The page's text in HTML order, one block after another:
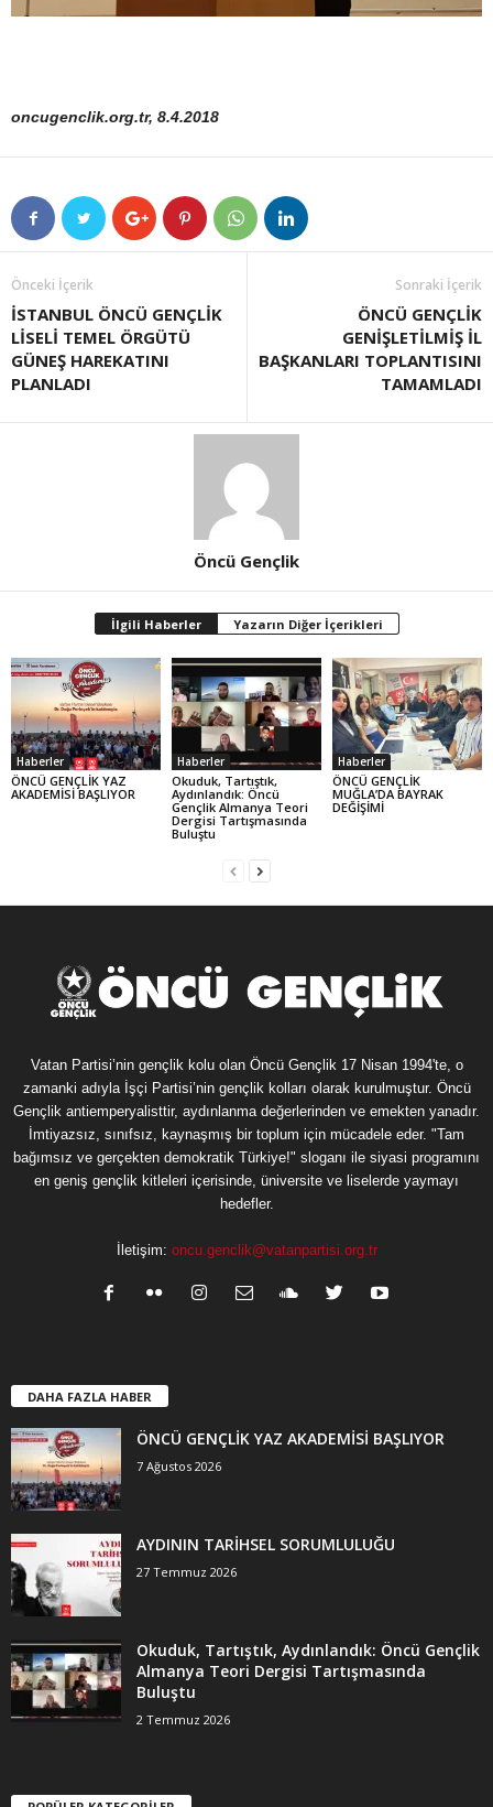
oncugenclik.org.tr, 8.4.2018
Önceki İçerik
İSTANBUL ÖNCÜ GENÇLİK
LİSELİ TEMEL ÖRGÜTÜ
GÜNEŞ HAREKATINI
PLANLADI
Sonraki İçerik
ÖNCÜ GENÇLİK
GENİŞLETİLMİŞ İL
BAŞKANLARI TOPLANTISINI
TAMAMLADI
Öncü Gençlik
İlgili Haberler Yazarın Diğer İçerikleri
Haberler
ÖNCÜ GENÇLİK YAZ
AKADEMİSİ BAŞLIYOR
Haberler
Okuduk, Tartıştık,
Aydınlandık: Öncü
Gençlik Almanya Teori
Dergisi Tartışmasında
Buluştu
Haberler
ÖNCÜ GENÇLİK
MUĞLA’DA BAYRAK
DEĞİŞİMİ
Vatan Partisi’nin gençlik kolu olan Öncü Gençlik 17 Nisan 1994'te, o
zamanki adıyla İşçi Partisi’nin gençlik kolları olarak kurulmuştur. Öncü
Gençlik antiemperyalisttir, aydınlanma değerlerinden ve emekten yanadır.
İmtiyazsız, sınıfsız, kaynaşmış bir toplum için mücadele eder. "Tam
bağımsız ve gerçekten demokratik Türkiye!" sloganı ile siyasi programını
en geniş gençlik kitleleri içerisinde, üniversite ve liselerde yaymayı
hedefler.
İletişim: oncu.genclik@vatanpartisi.org.tr
DAHA FAZLA HABER
ÖNCÜ GENÇLİK YAZ AKADEMİSİ BAŞLIYOR
7 Ağustos 2026
AYDININ TARİHSEL SORUMLULUĞU
27 Temmuz 2026
Okuduk, Tartıştık, Aydınlandık: Öncü Gençlik
Almanya Teori Dergisi Tartışmasında
Buluştu
2 Temmuz 2026